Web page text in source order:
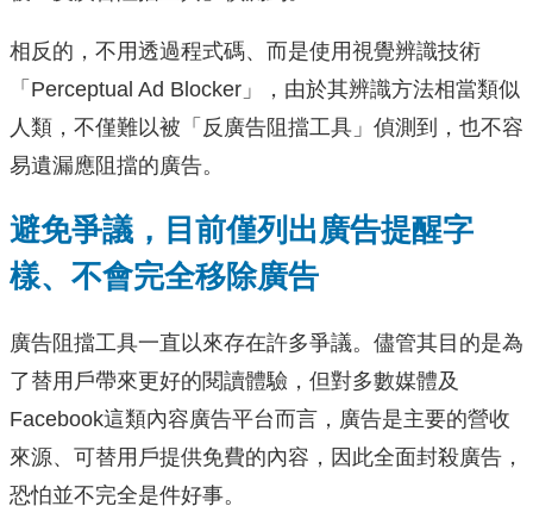
相反的，不用透過程式碼、而是使用視覺辨識技術
「Perceptual Ad Blocker」，由於其辨識方法相當類似
人類，不僅難以被「反廣告阻擋工具」偵測到，也不容
易遺漏應阻擋的廣告。
避免爭議，目前僅列出廣告提醒字
樣、不會完全移除廣告
廣告阻擋工具一直以來存在許多爭議。儘管其目的是為
了替用戶帶來更好的閱讀體驗，但對多數媒體及
Facebook這類內容廣告平台而言，廣告是主要的營收
來源、可替用戶提供免費的內容，因此全面封殺廣告，
恐怕並不完全是件好事。